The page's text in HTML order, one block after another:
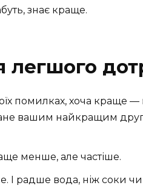
знає краще.
помилках, хоча краще
вашим найкращим
менше, але частіше.
І радше вода, ніж соки